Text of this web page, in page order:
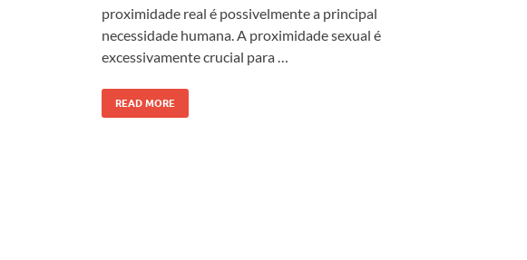
proximidade real é possivelmente a principal
necessidade humana. A proximidade sexual é
excessivamente crucial para …
READ MORE